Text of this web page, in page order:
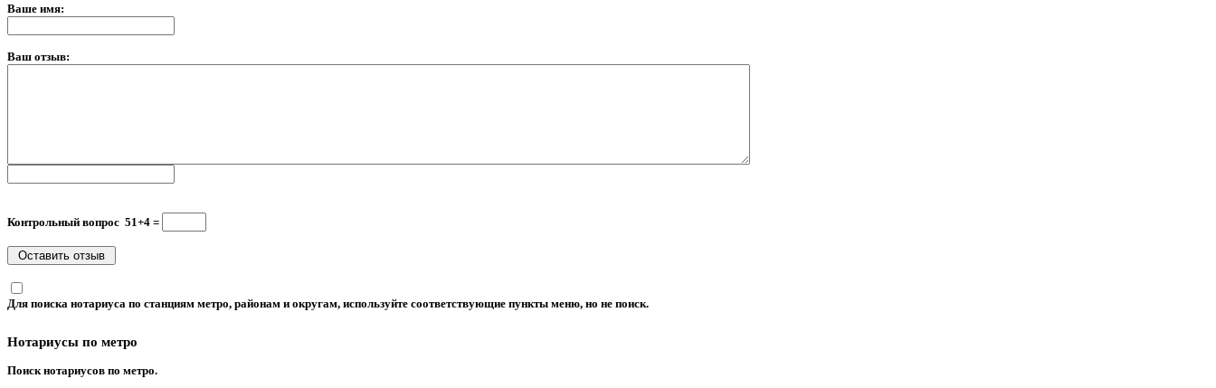
Ваше имя:
Ваш отзыв:
Контрольный вопрос 51+4 =
Для поиска нотариуса по станциям метро, районам и округам, используйте соответствующие пункты меню, но не поиск.
Нотариусы по метро
Поиск нотариусов по метро.